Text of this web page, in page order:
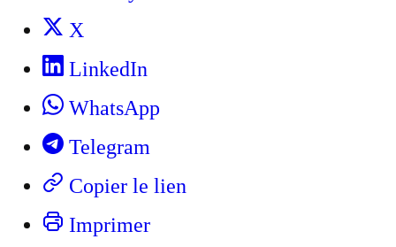
X
LinkedIn
WhatsApp
Telegram
Copier le lien
Imprimer